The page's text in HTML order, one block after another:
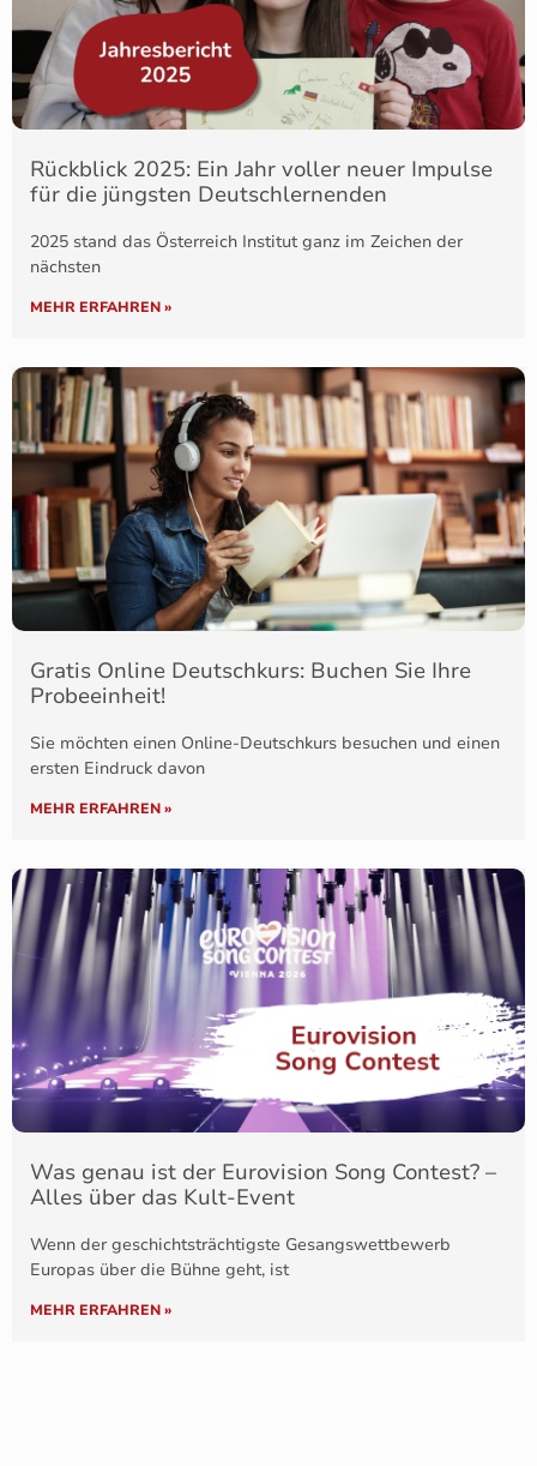
Rückblick 2025: Ein Jahr voller neuer Impulse
für die jüngsten Deutschlernenden
2025 stand das Österreich Institut ganz im Zeichen der
nächsten
MEHR ERFAHREN »
Gratis Online Deutschkurs: Buchen Sie Ihre
Probeeinheit!
Sie möchten einen Online-Deutschkurs besuchen und einen
ersten Eindruck davon
MEHR ERFAHREN »
Was genau ist der Eurovision Song Contest? –
Alles über das Kult-Event
Wenn der geschichtsträchtigste Gesangswettbewerb
Europas über die Bühne geht, ist
MEHR ERFAHREN »